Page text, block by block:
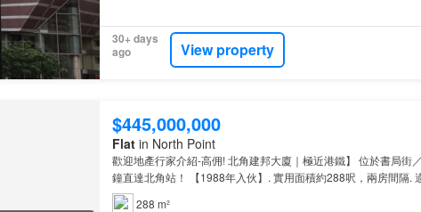
30+ days
ago
View property
$445,000,000
Flatin North Point
歡迎地產行家介紹-高佣! 北角建邦大廈｜極近港鐵】 位於書局街
鐘直達北角站！ 【1988年入伙】. 實用面積約288呎，兩房間隔.
庭。 【14小學校網】. 番禺會所華仁小學. 香港嘉諾撒學校. 北角官
288 m²